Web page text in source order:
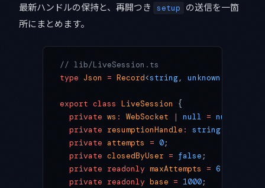
最新ハンドルの保持と、再開つき setup
の送信を一箇
所にまとめます。
// lib/LiveSession.ts
type Json = Record<string, unknown
export class LiveSession
{
  private
ws : WebSocket | null = null
  private
resumptionHandle : string
  private
attempts = 0;
  private
closedByUser = false ;
  private
readonly maxAttempts = 6
  private
readonly base = 1000;